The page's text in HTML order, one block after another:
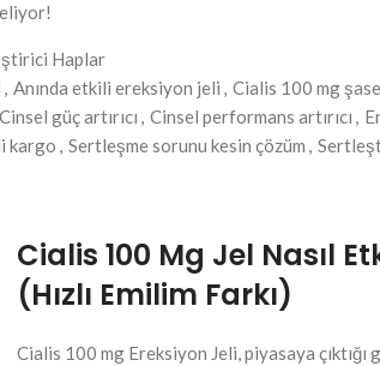
Haplar
, Anında etkili ereksiyon jeli , Cialis 100 mg şase
Cinsel güç artırıcı , Cinsel performans artırıcı ,
kargo , Sertleşme sorunu kesin çözüm ,
Cialis 100 Mg Jel Nasıl
(Hızlı Emilim Farkı)
Cialis 100 mg Ereksiyon Jeli, piyasaya çıktığı